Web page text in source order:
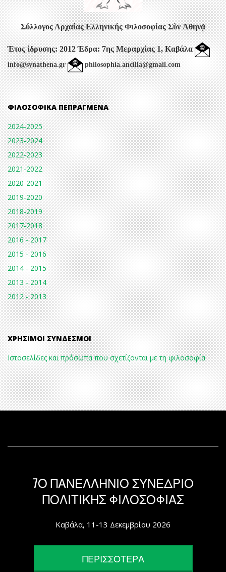
Σύλλογος Αρχαίας Ελληνικής Φιλοσοφίας Σὺν Ἀθηνᾷ
Έτος ίδρυσης: 2012 Έδρα: 7ης Μεραρχίας 1, Καβάλα
info@synathena.gr philosophia.ancilla@gmail.com
ΦΙΛΟΣΟΦΙΚΆ ΠΕΠΡΑΓΜΈΝΑ
2024-2025
2023-2024
2022-2023
2021-2022
2020-2021
2019-2020
2018-2019
2017-2018
2016 - 2017
2015 - 2016
2014 - 2015
2013 - 2014
2012 - 2013
ΧΡΉΣΙΜΟΙ ΣΎΝΔΕΣΜΟΙ
Ιστοσελίδες και πρόσωπα που σχετίζονται με τη φιλοσοφία
7Ο ΠΑΝΕΛΛΗΝΙΟ ΣΥΝΕΔΡΙΟ
ΠΟΛΙΤΙΚΗΣ ΦΙΛΟΣΟΦΙΑΣ
Καβάλα, 11-13 Δεκεμβρίου 2026
ΠΕΡΙΣΣΟΤΕΡΑ